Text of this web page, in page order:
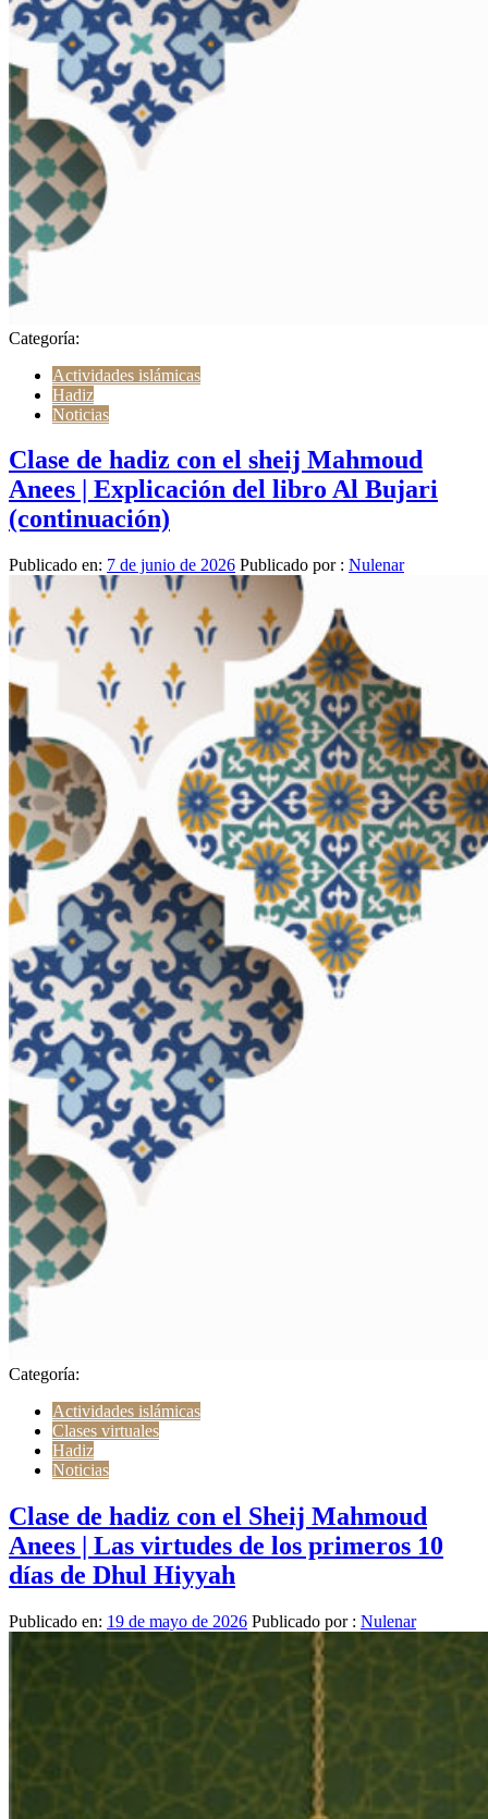
Categoría:
Actividades islámicas
Hadiz
Noticias
Clase de hadiz con el sheij Mahmoud
Anees | Explicación del libro Al Bujari
(continuación)
Publicado en: 7 de junio de 2026 Publicado por : Nulenar
Categoría:
Actividades islámicas
Clases virtuales
Hadiz
Noticias
Clase de hadiz con el Sheij Mahmoud
Anees | Las virtudes de los primeros 10
días de Dhul Hiyyah
Publicado en: 19 de mayo de 2026 Publicado por : Nulenar